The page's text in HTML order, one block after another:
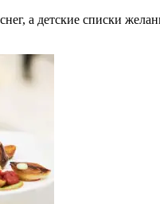
снег, а детские списки